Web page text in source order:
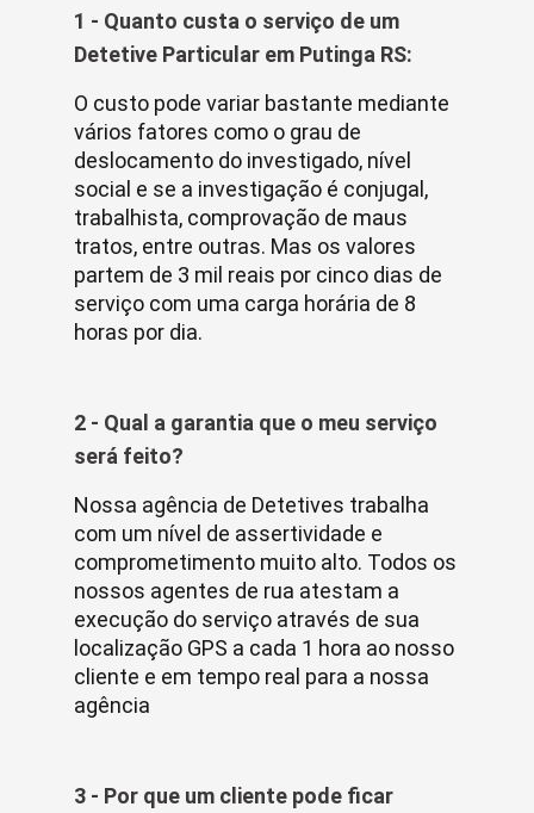
1 - Quanto custa o serviço de um
Detetive Particular em Putinga RS:
O custo pode variar bastante mediante
vários fatores como o grau de
deslocamento do investigado, nível
social e se a investigação é conjugal,
trabalhista, comprovação de maus
tratos, entre outras. Mas os valores
partem de 3 mil reais por cinco dias de
serviço com uma carga horária de 8
horas por dia.
2 - Qual a garantia que o meu serviço
será feito?
Nossa agência de Detetives trabalha
com um nível de assertividade e
comprometimento muito alto. Todos os
nossos agentes de rua atestam a
execução do serviço através de sua
localização GPS a cada 1 hora ao nosso
cliente e em tempo real para a nossa
agência
3 - Por que um cliente pode ficar